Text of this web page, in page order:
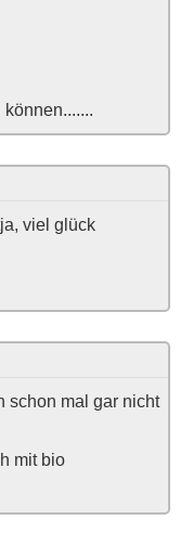
viel glück
schon mal gar nicht
mit bio